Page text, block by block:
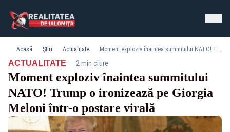
Acasă Știri Actualitate Moment exploziv înaintea summitului NATO! Trump o ironizează pe Giorgia Meloni într-o postare virală
ACTUALITATE· 2 min citire
Moment exploziv înaintea summitului
NATO! Trump o ironizează pe Giorgia
Meloni într-o postare virală